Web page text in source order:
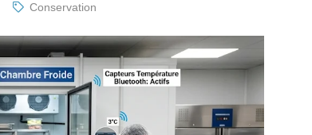
Conservation